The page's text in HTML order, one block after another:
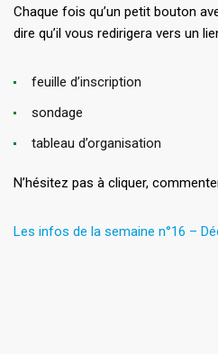
Chaque fois qu’un petit bouton
dire qu’il vous redirigera vers un
feuille d’inscription
sondage
tableau d’organisation
N’hésitez pas à cliquer,
Les infos de la semaine n°16 –